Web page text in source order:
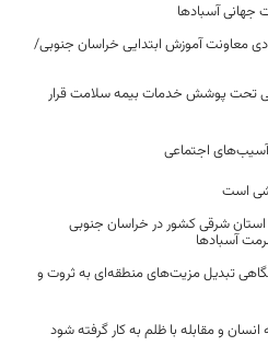
جهانی آسبادها
معاونت آموزش ابتدایی خراسان جنوبی/
تحت پوشش خدمات بیمه سلامت قرار
آسیب‌های اجتماعی
است
استان شرقی کشور در خراسان جنوبی
آسبادها
تبدیل مزیت‌های منطقه‌ای به ثروت و
و مقابله با ظلم به کار گرفته شود